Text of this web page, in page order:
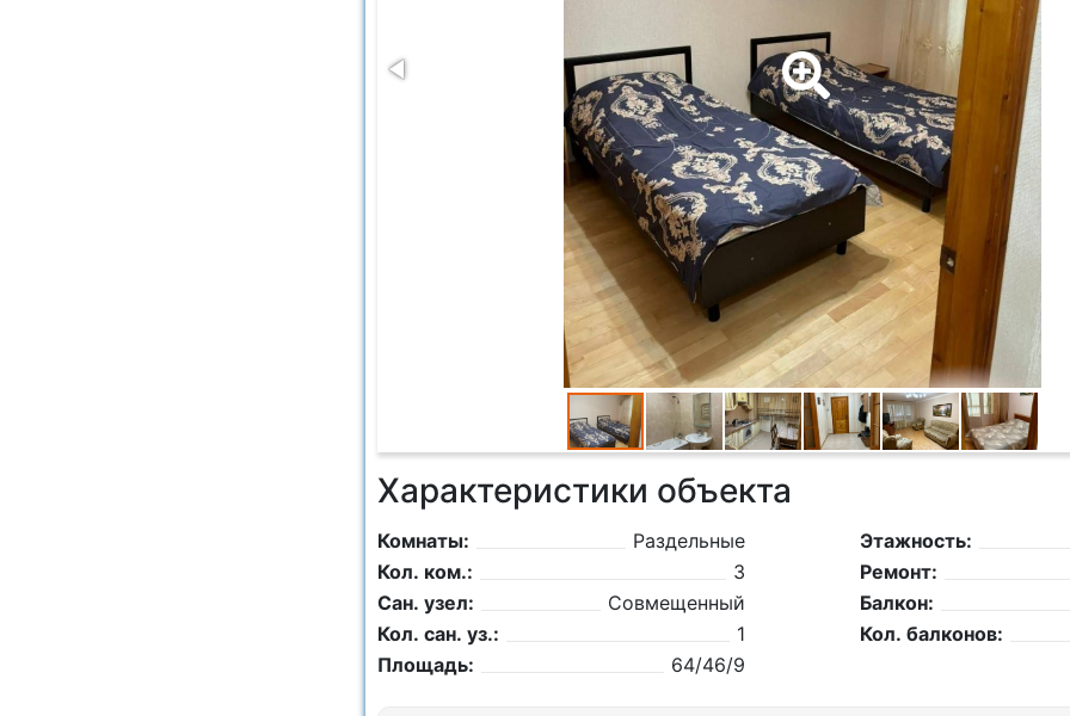
Характеристики объекта
Комнаты:
Раздельные
Кол. ком.:
3
Сан. узел:
Совмещенный
Кол. сан. уз.:
1
Площадь:
64/46/9
Этажность:
Ремонт:
Балкон:
Кол. балконов: